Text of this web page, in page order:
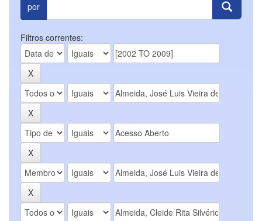
por
Filtros correntes: